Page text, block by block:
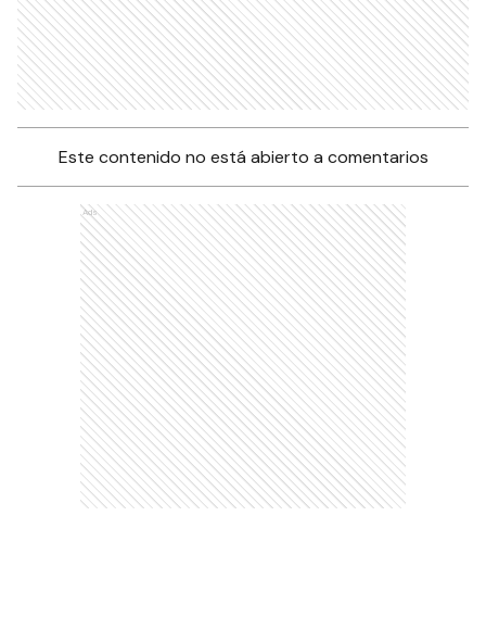
Este contenido no está abierto a comentarios
Ads